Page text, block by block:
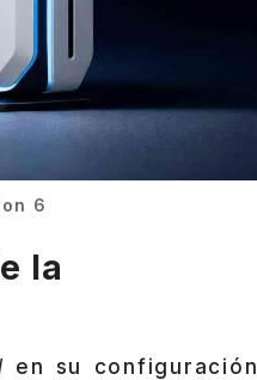
6
la
en su configuración,